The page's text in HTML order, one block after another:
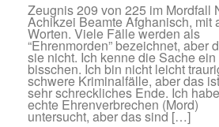
Zeugnis 209 von 225 im Mordfall
Achikzei Beamte Afghanisch, mit
Worten. Viele Fälle werden als
“Ehrenmorden” bezeichnet, aber
sie nicht. Ich kenne die Sache ein
bisschen. Ich bin nicht leicht
schwere Kriminalfälle, aber das
sehr schreckliches Ende. Ich
echte Ehrenverbrechen (Mord)
untersucht, aber das sind […]